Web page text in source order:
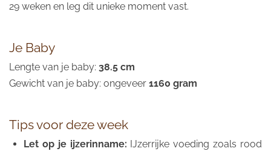
29 weken en leg dit unieke moment vast.
Je Baby
Lengte van je baby: 38.5 cm
Gewicht van je baby: ongeveer 1160 gram
Tips voor deze week
Let op je ijzerinname: IJzerrijke voeding zoals rood